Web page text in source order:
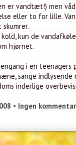
er vandtæt!) men
eller to for lille.
kun de
hjørnet.
i en teenagers
sange indlysende
inderlige
• Ingen